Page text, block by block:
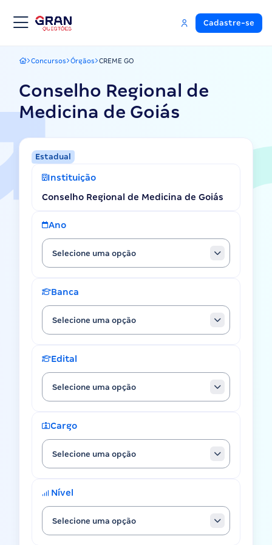
Cadastre-se
Gran Questões
Concursos Órgãos CREME GO
Conselho Regional de
Medicina de Goiás
Estadual
Instituição
Conselho Regional de Medicina de Goiás
Ano
Selecione uma opção
Banca
Selecione uma opção
Edital
Selecione uma opção
Cargo
Selecione uma opção
Nível
Selecione uma opção